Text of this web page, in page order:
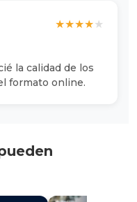
★★★★★
la calidad de los
formato online.